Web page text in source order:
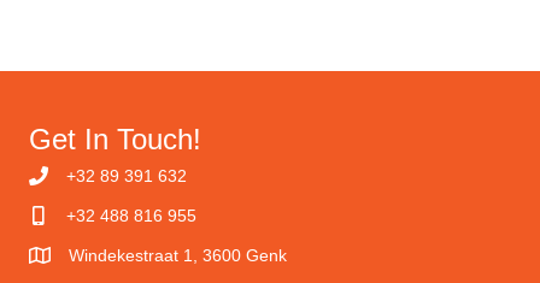
Get In Touch!
+32 89 391 632
+32 488 816 955
Windekestraat 1, 3600 Genk